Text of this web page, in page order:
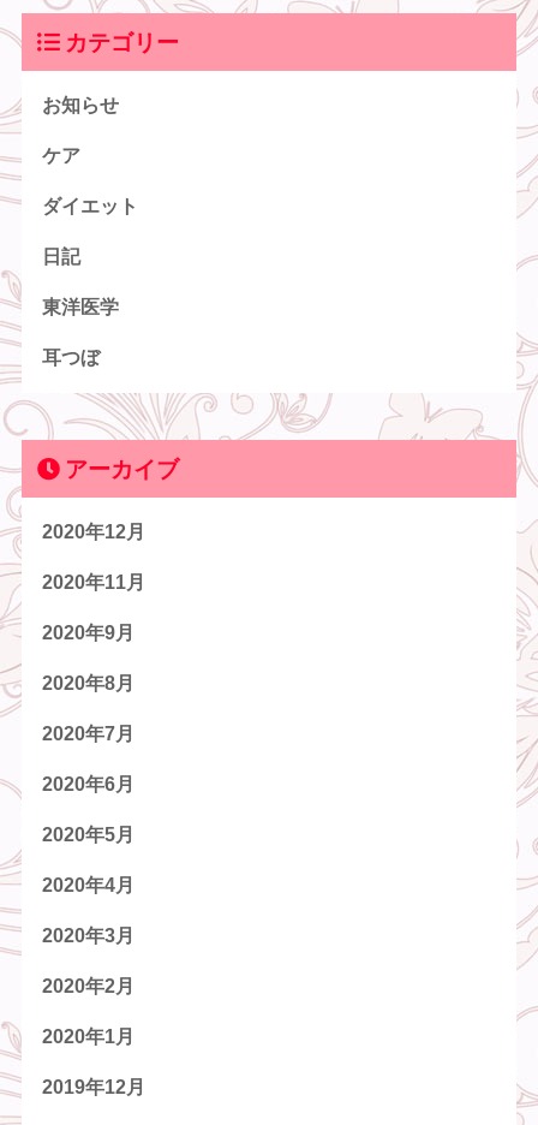
カテゴリー
お知らせ
ケア
ダイエット
日記
東洋医学
耳つぼ
アーカイブ
2020年12月
2020年11月
2020年9月
2020年8月
2020年7月
2020年6月
2020年5月
2020年4月
2020年3月
2020年2月
2020年1月
2019年12月